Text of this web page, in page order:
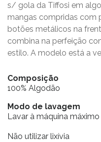
s/ gola da Tiffosi em
mangas compridas com
botões metálicos na
combina na perfeição
estilo. A modelo está a
Composição
100% Algodão
Modo de lavagem
Lavar à máquina máximo
Não utilizar lixívia